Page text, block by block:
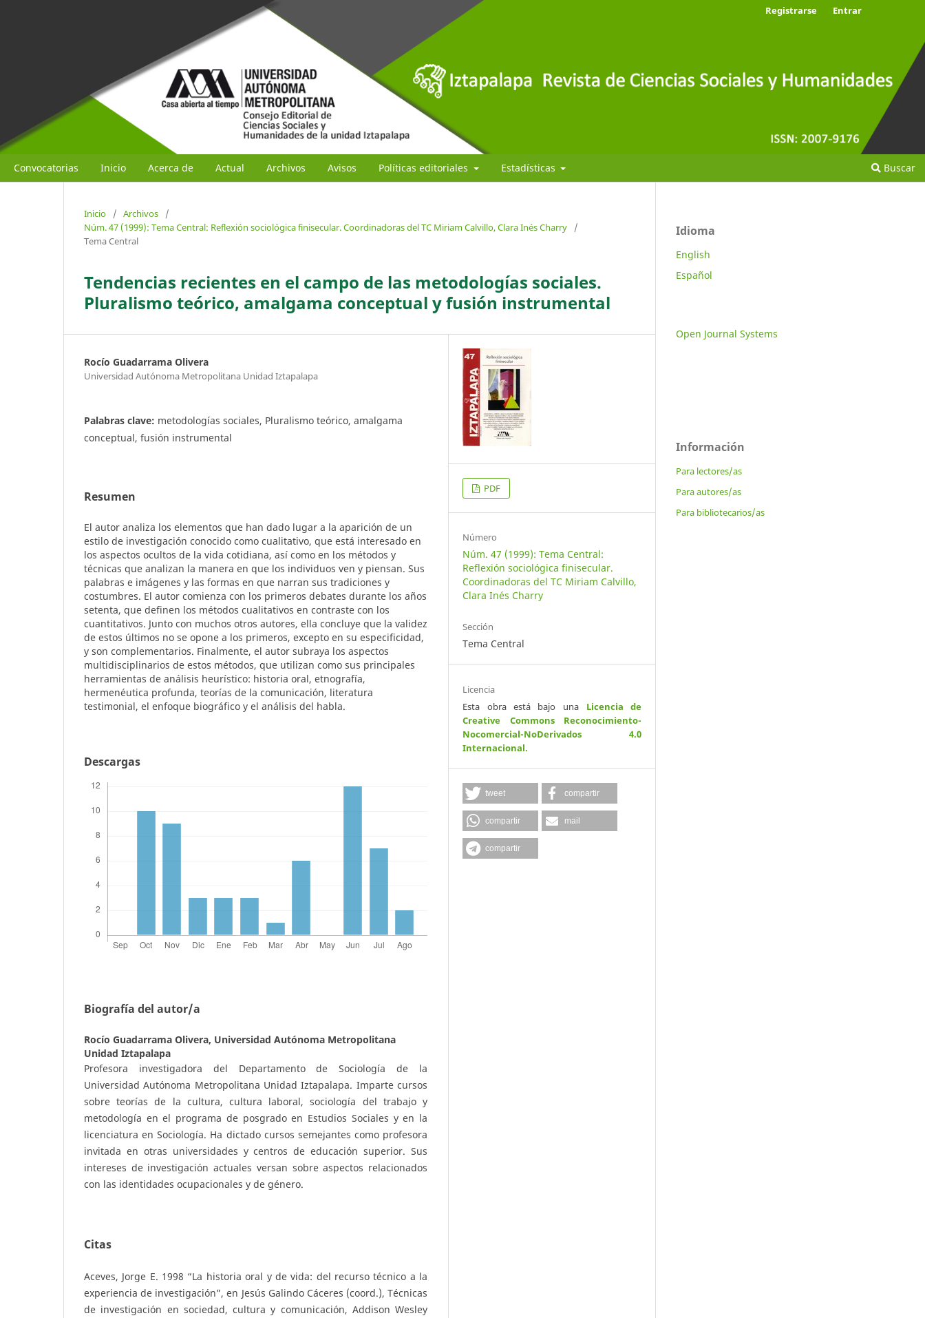
Convocatorias Inicio Acerca de Actual Archivos Avisos Políticas editoriales Estadísticas Buscar
Registrarse Entrar
Inicio / Archivos
/
Núm. 47 (1999): Tema Central: Reflexión sociológica finisecular. Coordinadoras del TC Miriam Calvillo, Clara Inés Charry
/
Tema Central
Tendencias recientes en el campo de las metodologías sociales.
Pluralismo teórico, amalgama conceptual y fusión instrumental
Rocío Guadarrama Olivera
Universidad Autónoma Metropolitana Unidad Iztapalapa
Palabras clave: metodologías sociales, Pluralismo teórico, amalgama
conceptual, fusión instrumental
Resumen
El autor analiza los elementos que han dado lugar a la aparición de un
estilo de investigación conocido como cualitativo, que está interesado en
los aspectos ocultos de la vida cotidiana, así como en los métodos y
técnicas que analizan la manera en que los individuos ven y piensan. Sus
palabras e imágenes y las formas en que narran sus tradiciones y
costumbres. El autor comienza con los primeros debates durante los años
setenta, que definen los métodos cualitativos en contraste con los
cuantitativos. Junto con muchos otros autores, ella concluye que la validez
de estos últimos no se opone a los primeros, excepto en su especificidad,
y son complementarios. Finalmente, el autor subraya los aspectos
multidisciplinarios de estos métodos, que utilizan como sus principales
herramientas de análisis heurístico: historia oral, etnografía,
hermenéutica profunda, teorías de la comunicación, literatura
testimonial, el enfoque biográfico y el análisis del habla.
Descargas
Biografía del autor/a
Rocío Guadarrama Olivera, Universidad Autónoma Metropolitana
Unidad Iztapalapa
Profesora investigadora del Departamento de Sociología de la
Universidad Autónoma Metropolitana Unidad Iztapalapa. Imparte cursos
sobre teorías de la cultura, cultura laboral, sociología del trabajo y
metodología en el programa de posgrado en Estudios Sociales y en la
licenciatura en Sociología. Ha dictado cursos semejantes como profesora
invitada en otras universidades y centros de educación superior. Sus
intereses de investigación actuales versan sobre aspectos relacionados
con las identidades ocupacionales y de género.
Citas
Aceves, Jorge E. 1998 “La historia oral y de vida: del recurso técnico a la
experiencia de investigación”, en Jesús Galindo Cáceres (coord.), Técnicas
de investigación en sociedad, cultura y comunicación, Addison Wesley
PDF
Número
Núm. 47 (1999): Tema Central:
Reflexión sociológica finisecular.
Coordinadoras del TC Miriam Calvillo,
Clara Inés Charry
Sección
Tema Central
Licencia
Esta obra está bajo una Licencia de
Creative Commons Reconocimiento-
Nocomercial-NoDerivados 4.0
Internacional.
tweet compartir
compartir mail
compartir
Idioma
English
Español
Open Journal Systems
Información
Para lectores/as
Para autores/as
Para bibliotecarios/as